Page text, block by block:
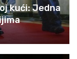
kući: Jedna